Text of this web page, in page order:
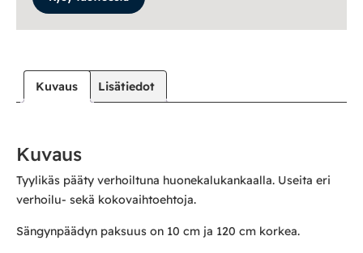
Kuvaus Lisätiedot
Kuvaus
Tyylikäs pääty verhoiltuna huonekalukankaalla. Useita eri
verhoilu- sekä kokovaihtoehtoja.
Sängynpäädyn paksuus on 10 cm ja 120 cm korkea.